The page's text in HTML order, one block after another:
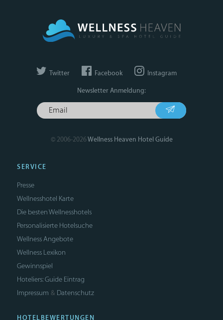
Twitter Facebook Instagram
Newsletter Anmeldung:
© 2006-2026Wellness Heaven Hotel Guide
SERVICE
Presse
Wellnesshotel Karte
Die besten Wellnesshotels
Personalisierte Hotelsuche
Wellness Angebote
Wellness Lexikon
Gewinnspiel
Hoteliers: Guide Eintrag
Impressum & Datenschutz
HOTELBEWERTUNGEN